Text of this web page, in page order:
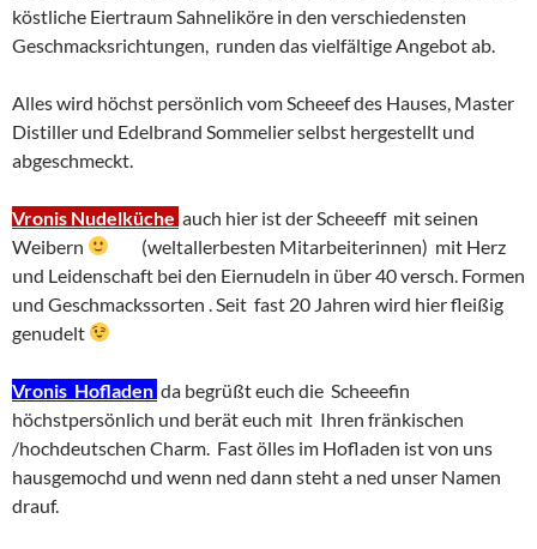
köstliche Eiertraum Sahneliköre in den verschiedensten
Geschmacksrichtungen, runden das vielfältige Angebot ab.
Alles wird höchst persönlich vom Scheeef des Hauses, Master
Distiller und Edelbrand Sommelier selbst hergestellt und
abgeschmeckt.
Vronis Nudelküche auch hier ist der Scheeeff mit seinen
Weibern
(weltallerbesten Mitarbeiterinnen) mit Herz
und Leidenschaft bei den Eiernudeln in über 40 versch. Formen
und Geschmackssorten . Seit fast 20 Jahren wird hier fleißig
genudelt
Vronis Hofladen da begrüßt euch die Scheeefin
höchstpersönlich und berät euch mit Ihren fränkischen
/hochdeutschen Charm. Fast ölles im Hofladen ist von uns
hausgemochd und wenn ned dann steht a ned unser Namen
drauf.